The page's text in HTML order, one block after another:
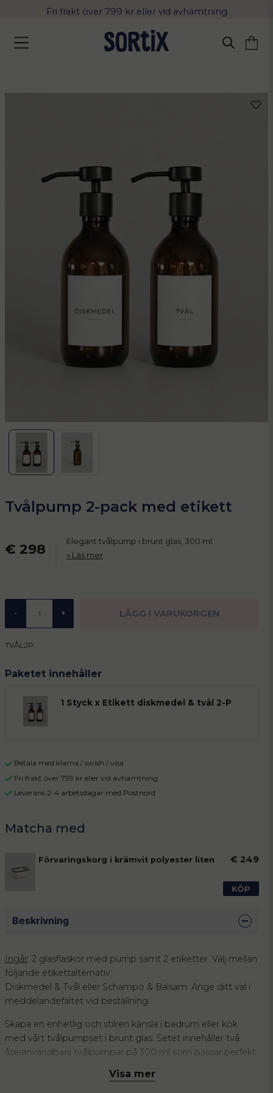
Fri frakt över 799 kr eller vid avhämtning
Leverans 2-4 arbetsdagar med Postnord
Tvålpump 2-pack med etikett
€ 298
Elegant tvålpump i brunt glas, 300 ml.
Läs mer
- + LÄGG I VARUKORGEN
TVÅL2P
Paketet innehåller
1 Styck x Etikett diskmedel & tvål 2-P
Betala med klarna / swish / visa
Fri frakt över 799 kr eller vid avhämtning
Leverans 2-4 arbetsdagar med Postnord
Förvaringskorg i krämvit polyester liten € 249
KÖP
Beskrivning
Ingår: 2 glasflaskor med pump samt 2 etiketter. Välj mellan
följande etikettalternativ:
Diskmedel & Tvål eller Schampo & Balsam. Ange ditt val i
meddelandefältet vid beställning.
Skapa en enhetlig och stilren känsla i badrum eller kök
med vårt tvålpumpset i brunt glas. Setet innehåller två
återanvändbara tvålpumpar på 300 ml som passar perfekt
andra flytande produkter.
Visa mer